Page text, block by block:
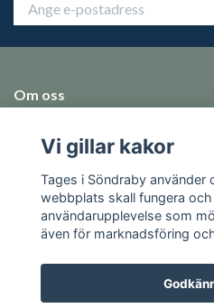
Om oss
Emballage
Sociala medier
Vi gillar kakor
Tages i Söndraby använder
webbplats skall fungera
användarupplevelse som
även för marknadsföring